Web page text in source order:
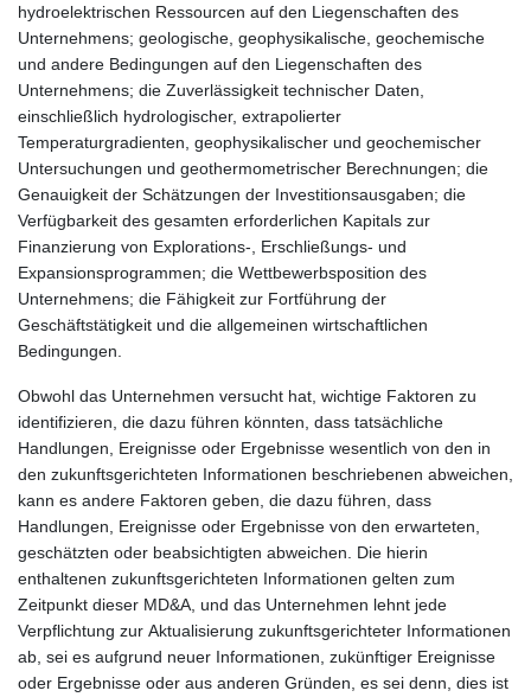
hydroelektrischen Ressourcen auf den Liegenschaften des
Unternehmens; geologische, geophysikalische, geochemische
und andere Bedingungen auf den Liegenschaften des
Unternehmens; die Zuverlässigkeit technischer Daten,
einschließlich hydrologischer, extrapolierter
Temperaturgradienten, geophysikalischer und geochemischer
Untersuchungen und geothermometrischer Berechnungen; die
Genauigkeit der Schätzungen der Investitionsausgaben; die
Verfügbarkeit des gesamten erforderlichen Kapitals zur
Finanzierung von Explorations-, Erschließungs- und
Expansionsprogrammen; die Wettbewerbsposition des
Unternehmens; die Fähigkeit zur Fortführung der
Geschäftstätigkeit und die allgemeinen wirtschaftlichen
Bedingungen.
Obwohl das Unternehmen versucht hat, wichtige Faktoren zu
identifizieren, die dazu führen könnten, dass tatsächliche
Handlungen, Ereignisse oder Ergebnisse wesentlich von den in
den zukunftsgerichteten Informationen beschriebenen abweichen,
kann es andere Faktoren geben, die dazu führen, dass
Handlungen, Ereignisse oder Ergebnisse von den erwarteten,
geschätzten oder beabsichtigten abweichen. Die hierin
enthaltenen zukunftsgerichteten Informationen gelten zum
Zeitpunkt dieser MD&A, und das Unternehmen lehnt jede
Verpflichtung zur Aktualisierung zukunftsgerichteter Informationen
ab, sei es aufgrund neuer Informationen, zukünftiger Ereignisse
oder Ergebnisse oder aus anderen Gründen, es sei denn, dies ist